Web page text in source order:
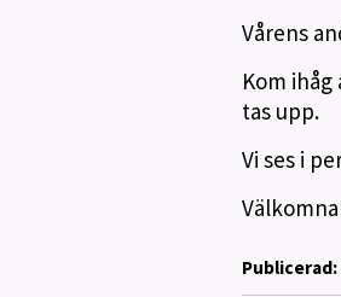
Vårens
Kom
tas upp.
Vi ses i
Publicerad: